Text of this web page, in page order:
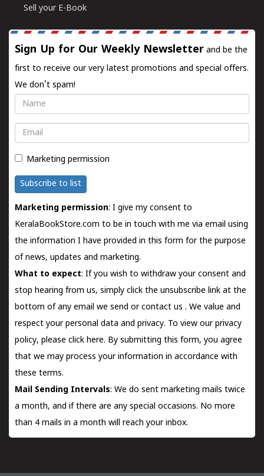
Sell your E-Book
Sign Up for Our Weekly Newsletter and be the
first to receive our very latest promotions and special offers.
We don't spam!
Name
Email
Marketing permission
Subscribe to list
Marketing permission: I give my consent to
KeralaBookStore.com to be in touch with me via email using
the information I have provided in this form for the purpose
of news, updates and marketing.
What to expect: If you wish to withdraw your consent and
stop hearing from us, simply click the unsubscribe link at the
bottom of any email we send orcontact us . We value and
respect your personal data and privacy. To view our privacy
policy, please click here. By submitting this form, you agree
that we may process your information in accordance with
these terms.
Mail Sending Intervals: We do sent marketing mails twice
a month, and if there are any special occasions. No more
than 4 mails in a month will reach your inbox.